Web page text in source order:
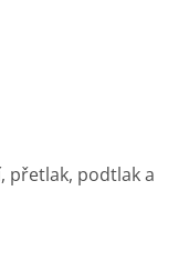
přetlak, podtlak a